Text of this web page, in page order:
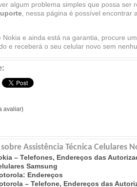
algum problema simples que possa ser
, nessa página é possível
Nokia e ainda está na garantia, procure
e receberá o seu celular novo sem
avaliar)
Assistência Técnica Celulares
– Telefones, Endereços das
Samsung
Endereços
– Telefone, Endereços das